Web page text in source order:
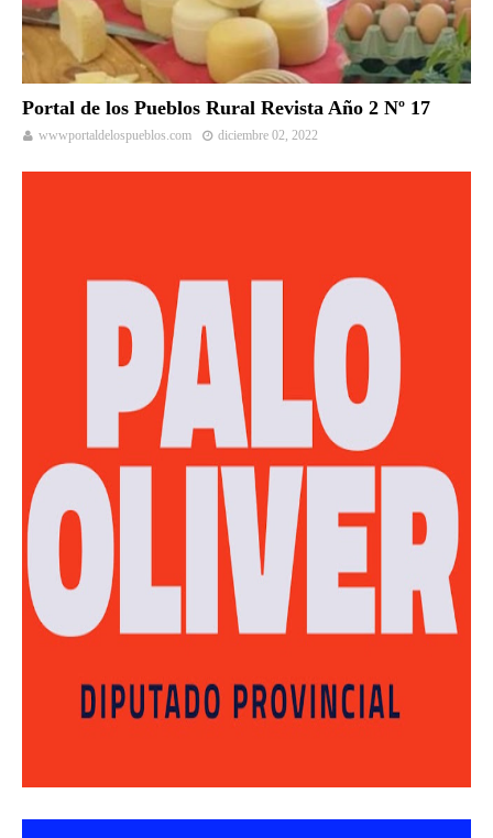
Portal de los Pueblos Rural Revista Año 2 Nº 17
wwwportaldelospueblos.com diciembre 02, 2022